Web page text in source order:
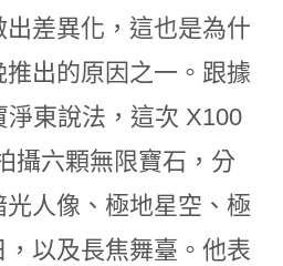
差異化，這也是為什
出的原因之一。跟據
東說法，這次 X100
攝六顆無限寶石，分
人像、極地星空、極
，以及長焦舞臺。他表